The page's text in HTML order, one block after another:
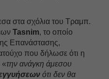
στα σχόλια του Τραμπ.
Tasnim, το οποίο
Επανάστασης,
που δήλωσε ότι η
«την ανάγκη άμεσου
ότι δεν θα